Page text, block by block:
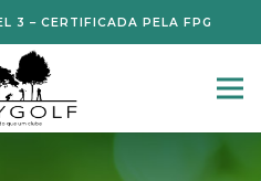
3 – CERTIFICADA PELA FPG